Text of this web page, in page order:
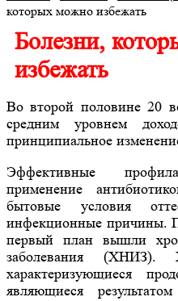
которых можно избежать
Болезни,
избежать
Во второй половине 20
средним уровнем
принципиальное
Эффективные
применение
бытовые условия
инфекционные причины.
первый план вышли
заболевания
характеризующиеся
являющиеся